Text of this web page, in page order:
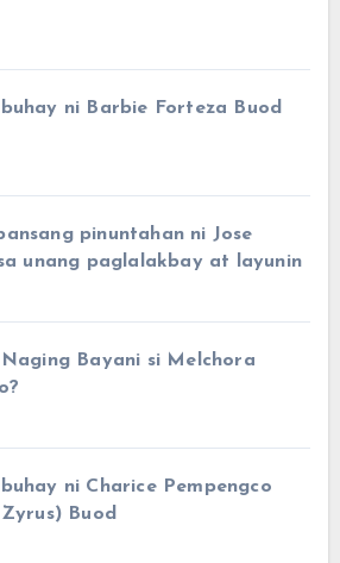
ni Barbie Forteza Buod
pinuntahan ni Jose
unang paglalakbay at layunin
Bayani si Melchora
ni Charice Pempengco
Buod